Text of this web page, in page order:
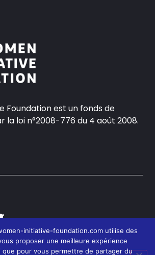
Foundation est un fonds de
la loi n°2008-776 du 4 août 2008.
– 2021
initiative-foundation.com utilise des
proposer une meilleure expérience
que pour vous permettre de partager du